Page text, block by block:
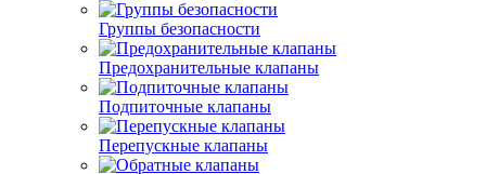
Группы безопасности
Предохранительные клапаны
Подпиточные клапаны
Перепускные клапаны